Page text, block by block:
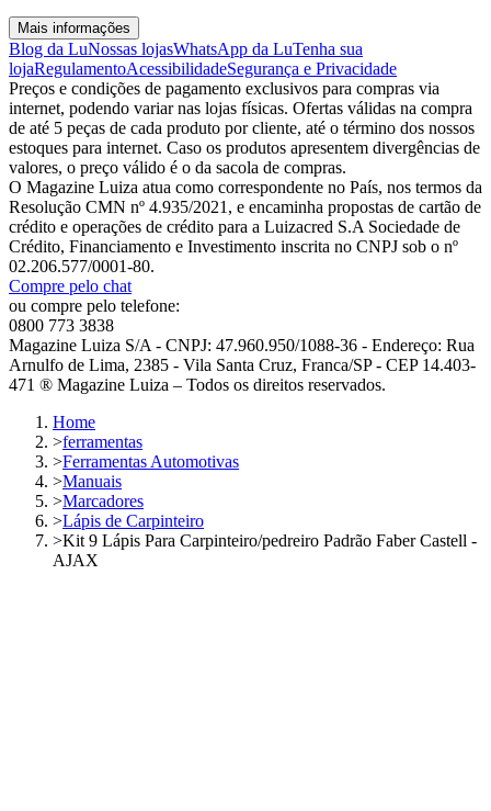
Mais informações
Blog da LuNossas lojasWhatsApp da LuTenha sua
lojaRegulamentoAcessibilidadeSegurança e Privacidade
Preços e condições de pagamento exclusivos para compras via
internet, podendo variar nas lojas físicas. Ofertas válidas na compra
de até 5 peças de cada produto por cliente, até o término dos nossos
estoques para internet. Caso os produtos apresentem divergências de
valores, o preço válido é o da sacola de compras.
O Magazine Luiza atua como correspondente no País, nos termos da
Resolução CMN nº 4.935/2021, e encaminha propostas de cartão de
crédito e operações de crédito para a Luizacred S.A Sociedade de
Crédito, Financiamento e Investimento inscrita no CNPJ sob o nº
02.206.577/0001-80.
Compre pelo chat
ou compre pelo telefone:
0800 773 3838
Magazine Luiza S/A - CNPJ: 47.960.950/1088-36 - Endereço: Rua
Arnulfo de Lima, 2385 - Vila Santa Cruz, Franca/SP - CEP 14.403-
471 ® Magazine Luiza – Todos os direitos reservados.
Home
>ferramentas
>Ferramentas Automotivas
>Manuais
>Marcadores
>Lápis de Carpinteiro
>Kit 9 Lápis Para Carpinteiro/pedreiro Padrão Faber Castell -
AJAX